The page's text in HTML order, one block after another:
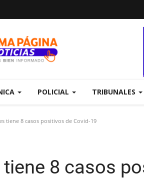
POLICIAL TRIBUNALES
tiene 8 casos positivos de Covid-19
8 casos